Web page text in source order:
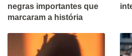
negras importantes que
marcaram a história